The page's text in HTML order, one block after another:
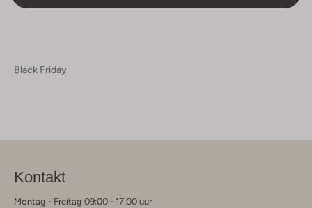
Black Friday
Kontakt
Montag - Freitag 09:00 - 17:00 uur